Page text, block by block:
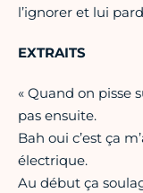
l’ignorer et lui
EXTRAITS
« Quand on pisse
pas ensuite.
Bah oui c’est ça
électrique.
Au début ça